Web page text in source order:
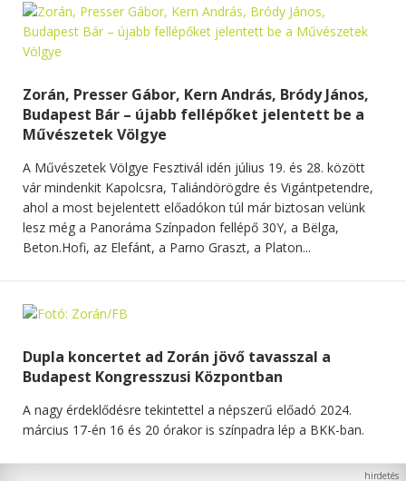
Zorán, Presser Gábor, Kern András, Bródy János,
Budapest Bár – újabb fellépőket jelentett be a
Művészetek Völgye
A Művészetek Völgye Fesztivál idén július 19. és 28. között
vár mindenkit Kapolcsra, Taliándörögdre és Vigántpetendre,
ahol a most bejelentett előadókon túl már biztosan velünk
lesz még a Panoráma Színpadon fellépő 30Y, a Bëlga,
Beton.Hofi, az Elefánt, a Parno Graszt, a Platon...
Dupla koncertet ad Zorán jövő tavasszal a
Budapest Kongresszusi Központban
A nagy érdeklődésre tekintettel a népszerű előadó 2024.
március 17-én 16 és 20 órakor is színpadra lép a BKK-ban.